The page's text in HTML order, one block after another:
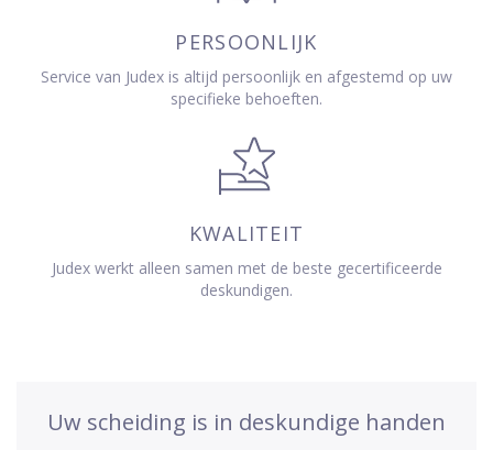
PERSOONLIJK
Service van Judex is altijd persoonlijk en afgestemd op uw
specifieke behoeften.
KWALITEIT
Judex werkt alleen samen met de beste gecertificeerde
deskundigen.
Uw scheiding is in deskundige handen